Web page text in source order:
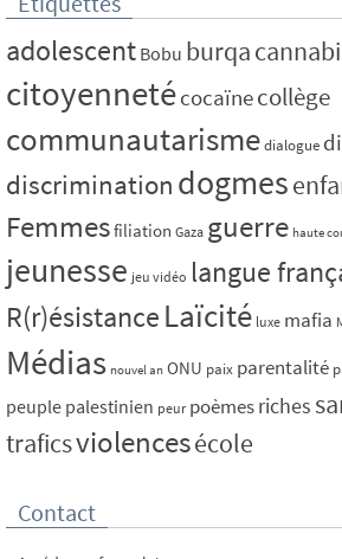
adolescent Bobu burqa
citoyennetécocaïnecollège
communautarismedialogue
discrimination dogmes
Femmesfiliation Gaza guerre haute
jeunesse jeu vidéo langue
R(r)ésistanceLaïcité luxe mafia
Médias nouvel an ONU paix parentalité
peuple palestinien peur poèmesriches
traficsviolencesécole
Contact